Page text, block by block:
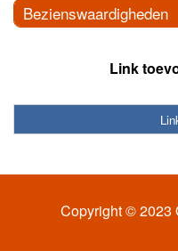
Bezienswaardigheden
Link
Copyright © 2023